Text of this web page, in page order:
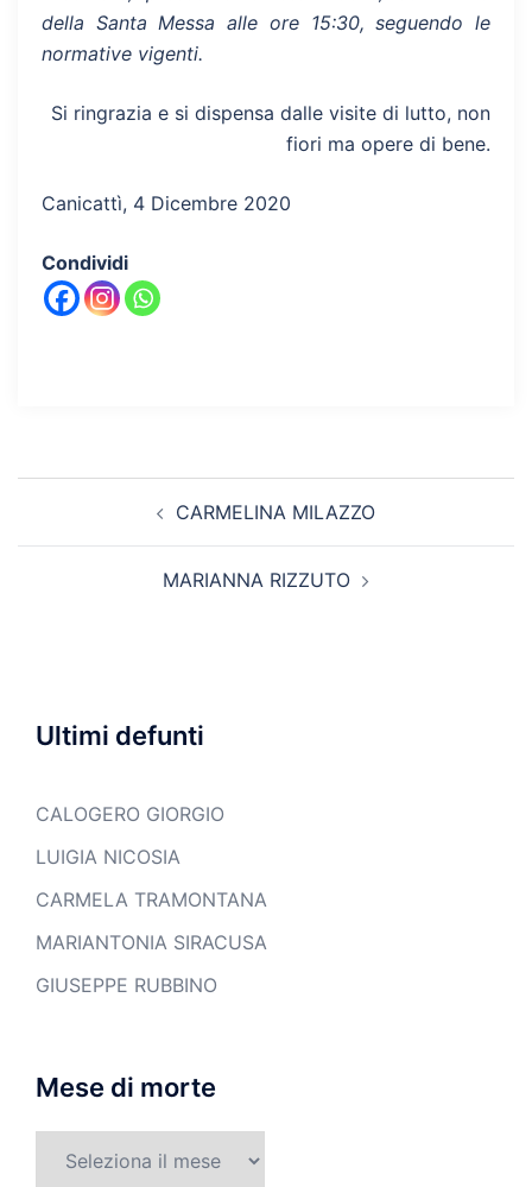
della Santa Messa alle ore 15:30, seguendo le
normative vigenti.
Si ringrazia e si dispensa dalle visite di lutto, non
fiori ma opere di bene.
Canicattì, 4 Dicembre 2020
Condividi
CARMELINA MILAZZO
MARIANNA RIZZUTO
Ultimi defunti
CALOGERO GIORGIO
LUIGIA NICOSIA
CARMELA TRAMONTANA
MARIANTONIA SIRACUSA
GIUSEPPE RUBBINO
Mese di morte